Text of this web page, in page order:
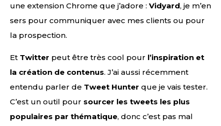
une extension Chrome que j’adore : Vidyard, je m’en
sers pour communiquer avec mes clients ou pour
la prospection.
Et Twitter peut être très cool pour l’inspiration et
la création de contenus. J’ai aussi récemment
entendu parler de Tweet Hunter que je vais tester.
C’est un outil pour sourcer les tweets les plus
populaires par thématique, donc c’est pas mal